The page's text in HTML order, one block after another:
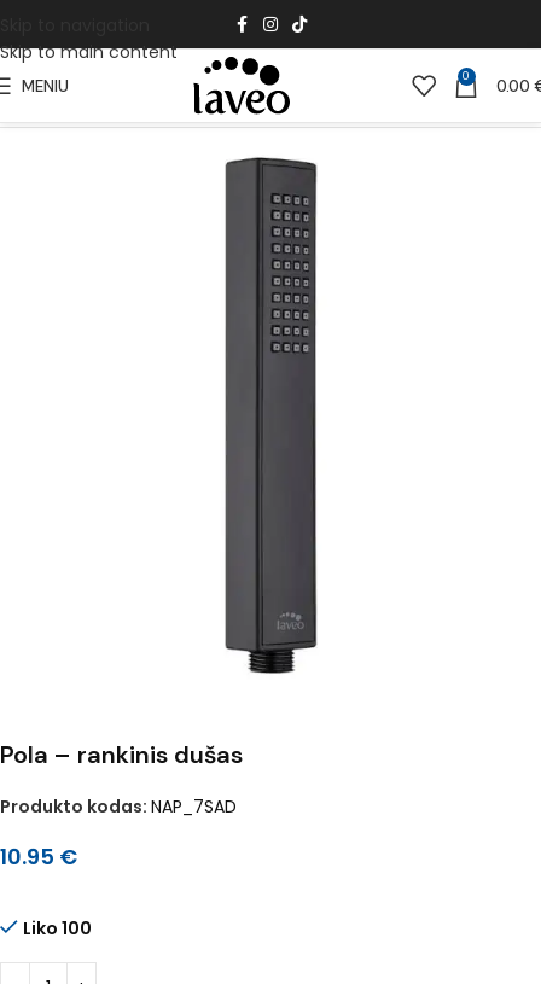
Skip to main content
MENIU 0 0.00
Pradžia Vonios Kambariui Dušai
Pola – rankinis dušas
Produkto kodas: NAP_7SAD
10.95 €
Liko 100